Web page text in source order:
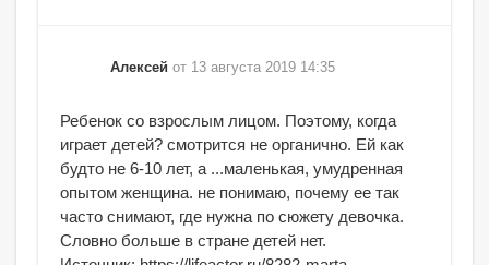
Алексей от 13 августа 2019 14:35
Ребенок со взрослым лицом. Поэтому, когда
играет детей? смотрится не органично. Ей как
будто не 6-10 лет, а ...маленькая, умудренная
опытом женщина. не понимаю, почему ее так
часто снимают, где нужна по сюжету девочка.
Словно больше в стране детей нет.